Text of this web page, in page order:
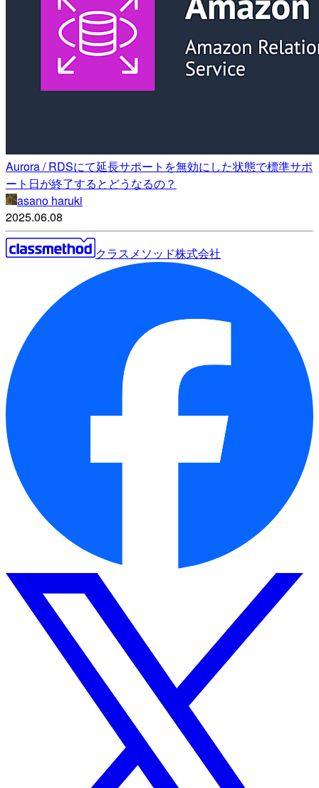
Aurora / RDSにて延長サポートを無効にした状態で標準サポ
ート日が終了するとどうなるの？
asano haruki
2025.06.08
クラスメソッド株式会社